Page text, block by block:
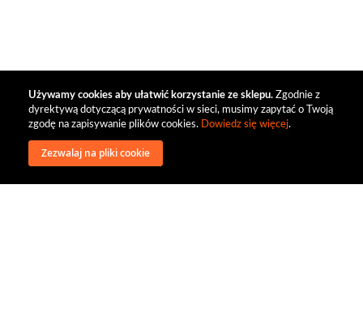
Używamy cookies aby ułatwić korzystanie ze sklepu. Zgodnie z
dyrektywą dotyczącą prywatności w sieci, musimy zapytać o Twoją
zgodę na zapisywanie plików cookies. Dowiedz się więcej.
Zezwalaj na pliki cookie